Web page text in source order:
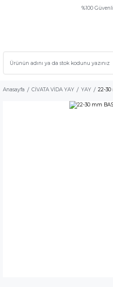
%100
Anasayfa CİVATA VİDA YAY YAY 22-30